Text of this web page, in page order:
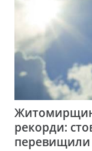
рекорди:
перевищили